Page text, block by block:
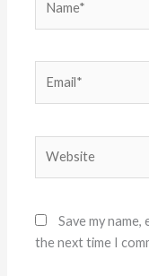
Save my
the next time I